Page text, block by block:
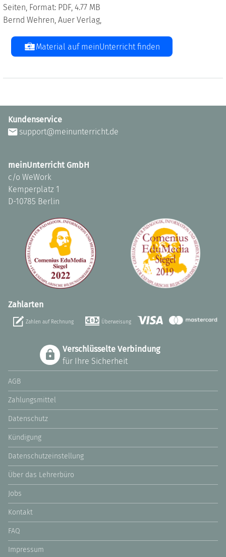
Seiten, Format: PDF, 4.77 MB
Bernd Wehren, Auer Verlag,
Material auf meinUnterricht finden
Kundenservice
support@meinunterricht.de
meinUnterricht GmbH
c/o WeWork
Kemperplatz 1
D-10785 Berlin
Zahlarten
Zahlen auf Rechnung Überweisung
Verschlüsselte Verbindung
für Ihre Sicherheit
AGB
Zahlungsmittel
Datenschutz
Kündigung
Datenschutzeinstellung
Über das Lehrerbüro
Jobs
Kontakt
FAQ
Impressum